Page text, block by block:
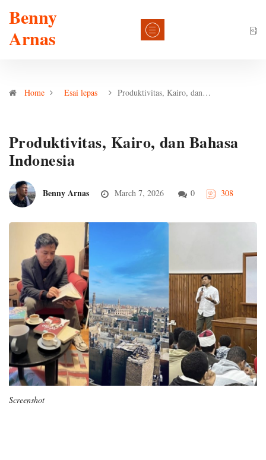
Benny
Arnas
Home Esai lepas Produktivitas, Kairo, dan…
Produktivitas, Kairo, dan Bahasa
Indonesia
Benny Arnas March 7, 2026 0 308
Screenshot